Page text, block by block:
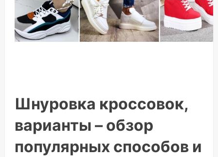
Шнуровка кроссовок,
варианты – обзор
популярных способов и